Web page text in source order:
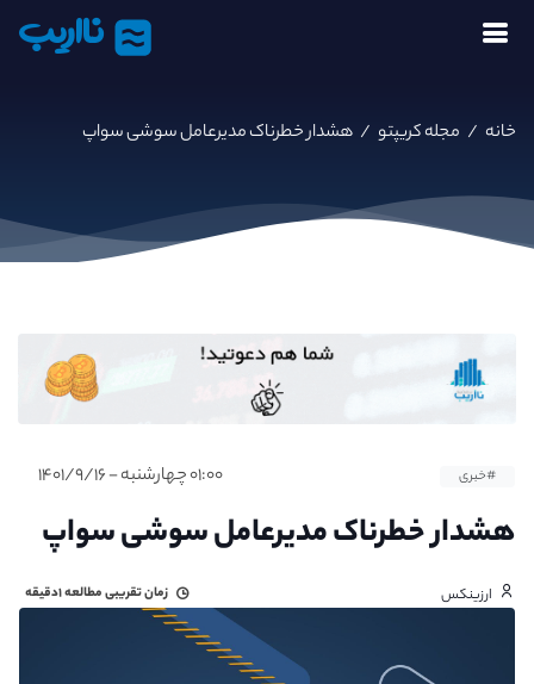
نااریب
خانه / مجله کریپتو / هشدار خطرناک مدیرعامل سوشی ‌سواپ
#خبری ۰۱:۰۰ چهارشنبه - ۱۴۰۱/۹/۱۶
هشدار خطرناک مدیرعامل سوشی ‌سواپ
ارزینکس زمان تقریبی مطالعه۱دقیقه